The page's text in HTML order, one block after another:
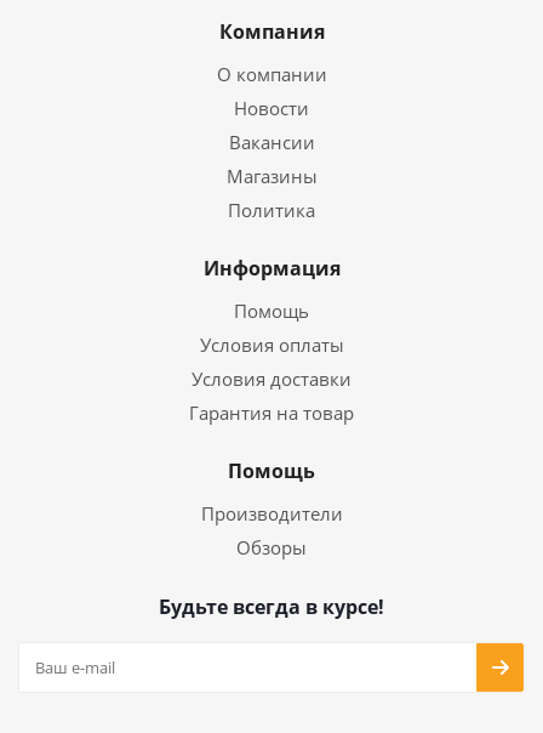
Компания
О компании
Новости
Вакансии
Магазины
Политика
Информация
Помощь
Условия оплаты
Условия доставки
Гарантия на товар
Помощь
Производители
Обзоры
Будьте всегда в курсе!